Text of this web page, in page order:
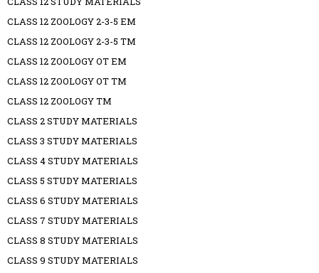
CLASS 12 ZOOLOGY 2-3-5 EM
CLASS 12 ZOOLOGY 2-3-5 TM
CLASS 12 ZOOLOGY OT EM
CLASS 12 ZOOLOGY OT TM
CLASS 12 ZOOLOGY TM
CLASS 2 STUDY MATERIALS
CLASS 3 STUDY MATERIALS
CLASS 4 STUDY MATERIALS
CLASS 5 STUDY MATERIALS
CLASS 6 STUDY MATERIALS
CLASS 7 STUDY MATERIALS
CLASS 8 STUDY MATERIALS
CLASS 9 STUDY MATERIALS